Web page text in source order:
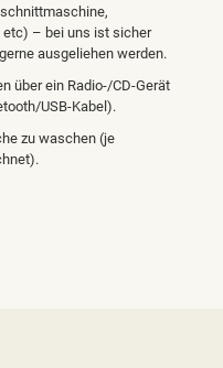
– bei uns ist sicher
ausgeliehen werden.
über ein Radio-/CD-Gerät
USB-Kabel).
zu waschen (je